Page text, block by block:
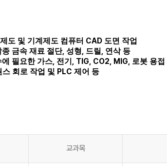
도 및 기계제도 컴퓨터 CAD 도면 작업
금속 재료 절단, 성형 드릴 연삭 등
필요한 가스 전기 , TIG, CO2, MIG, 로봇 용접
회로 작업 및 PLC 제어 등
교과목